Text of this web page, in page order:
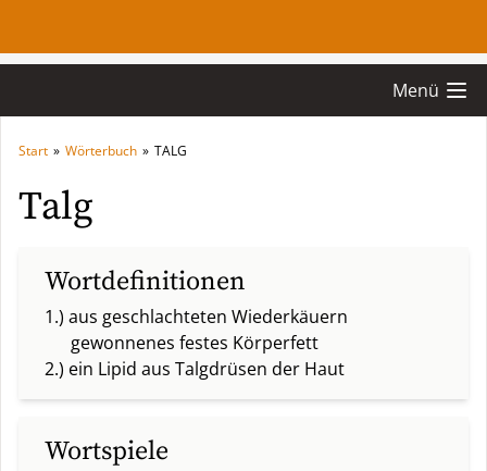
Menü
Start » Wörterbuch » TALG
Talg
Wortdefinitionen
1.) aus geschlachteten Wiederkäuern
gewonnenes festes Körperfett
2.) ein Lipid aus Talgdrüsen der Haut
Wortspiele